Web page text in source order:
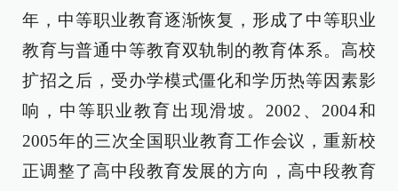
年，中等职业教育逐渐恢复，形成了中等职业
教育与普通中等教育双轨制的教育体系。高校
扩招之后，受办学模式僵化和学历热等因素影
响，中等职业教育出现滑坡。2002、2004和
2005年的三次全国职业教育工作会议，重新校
正调整了高中段教育发展的方向，高中段教育